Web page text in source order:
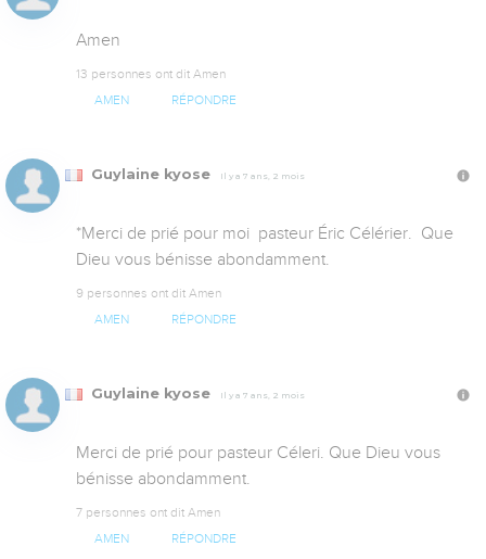
Amen
13 personnes ont dit Amen
AMEN RÉPONDRE
Guylaine kyose Il y a 7 ans, 2 mois
*Merci de prié pour moi  pasteur Éric Célérier.  Que
Dieu vous bénisse abondamment.
9 personnes ont dit Amen
AMEN RÉPONDRE
Guylaine kyose Il y a 7 ans, 2 mois
Merci de prié pour pasteur Céleri. Que Dieu vous
bénisse abondamment.
7 personnes ont dit Amen
AMEN RÉPONDRE